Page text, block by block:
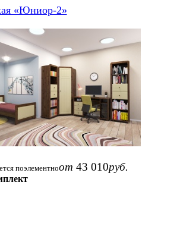
«Юниор-2»
поэлементноот 43 010руб.